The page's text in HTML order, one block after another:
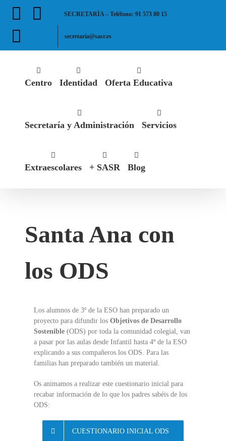
Facebook
Instagram
SECRETARÍA – Teléfono: 91 573 80 15
secretaria@sasr.es
Centro Identidad Oferta Educativa
Secretaría y Administración Servicios
Extraescolares + SASR Blog
Santa Ana con
los ODS
Los alumnos de 3º de la ESO han preparado un
proyecto para difundir los Objetivos de Desarrollo
Sostenible(ODS) por toda la comunidad colegial, van
a pasar por las aulas desde Infantil hasta 4º de la ESO
explicando a sus compañeros los ODS. Para las
familias han preparado también un material.
Os animamos a realizar este cuestionario inicial para
recabar información de lo que los padres sabéis de los
ODS:
CUESTIONARIO INICIAL ODS